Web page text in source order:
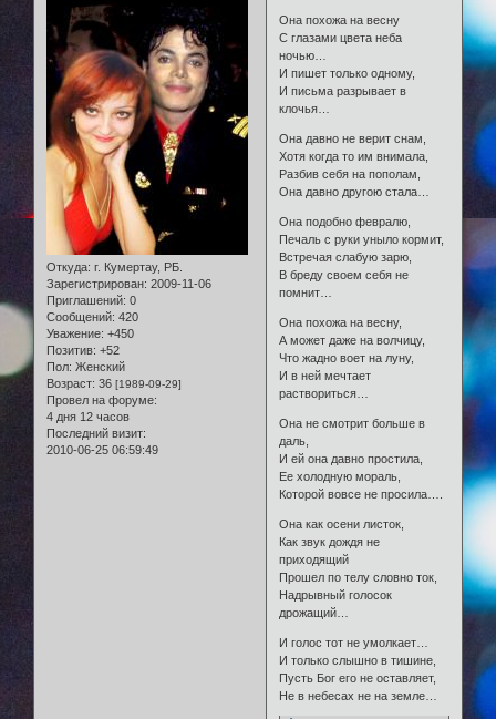
Откуда: г. Кумертау, РБ.
Зарегистрирован: 2009-11-06
Приглашений: 0
Сообщений: 420
Уважение: +450
Позитив: +52
Пол: Женский
Возраст: 36 [1989-09-29]
Провел на форуме:
4 дня 12 часов
Последний визит:
2010-06-25 06:59:49
Она похожа на весну
С глазами цвета неба
ночью…
И пишет только одному,
И письма разрывает в
клочья…
Она давно не верит снам,
Хотя когда то им внимала,
Разбив себя на пополам,
Она давно другою стала…
Она подобно февралю,
Печаль с руки уныло кормит,
Встречая слабую зарю,
В бреду своем себя не
помнит…
Она похожа на весну,
А может даже на волчицу,
Что жадно воет на луну,
И в ней мечтает
раствориться…
Она не смотрит больше в
даль,
И ей она давно простила,
Ее холодную мораль,
Которой вовсе не просила….
Она как осени листок,
Как звук дождя не
приходящий
Прошел по телу словно ток,
Надрывный голосок
дрожащий…
И голос тот не умолкает…
И только слышно в тишине,
Пусть Бог его не оставляет,
Не в небесах не на земле…